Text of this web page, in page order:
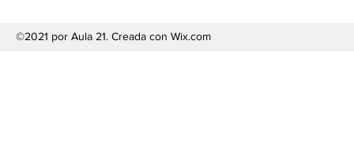
©2021 por Aula 21. Creada con Wix.com